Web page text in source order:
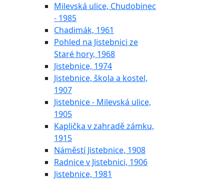
Milevská ulice, Chudobinec
- 1985
Chadimák, 1961
Pohled na Jistebnici ze
Staré hory, 1968
Jistebnice, 1974
Jistebnice, škola a kostel,
1907
Jistebnice - Milevská ulice,
1905
Kaplička v zahradě zámku,
1915
Náměstí Jistebnice, 1908
Radnice v Jistebnici, 1906
Jistebnice, 1981